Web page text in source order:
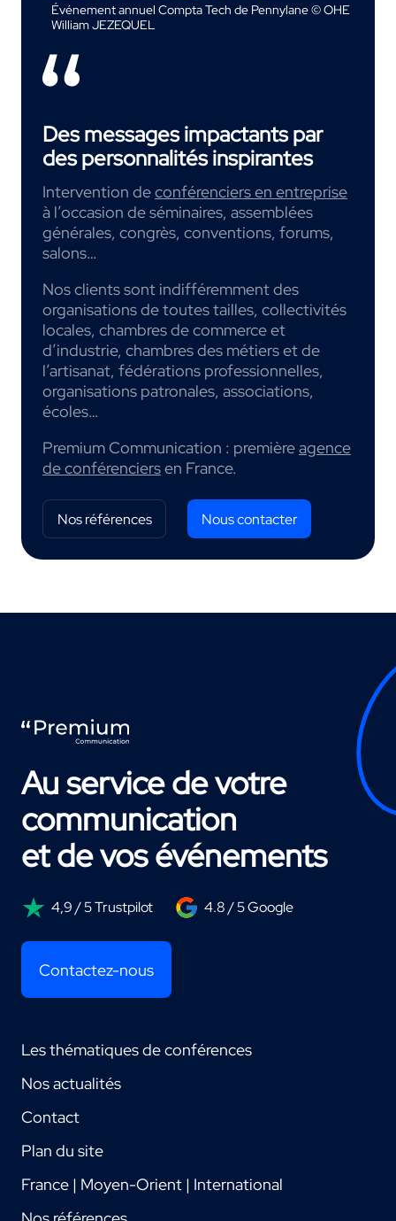
Événement annuel Compta Tech de Pennylane © OHE
William JEZEQUEL
Des messages impactants par
des personnalités inspirantes
Intervention deconférenciers en entreprise
à l’occasion de séminaires, assemblées
générales, congrès, conventions, forums,
salons…
Nos clients sont indifféremment des
organisations de toutes tailles, collectivités
locales, chambres de commerce et
d’industrie, chambres des métiers et de
l’artisanat, fédérations professionnelles,
organisations patronales, associations,
écoles…
Premium Communication : premièreagence
de conférenciersen France.
Nos références Nous contacter
Au service de votre
communication
et de vos événements
4,9 / 5 Trustpilot 4.8 / 5 Google
Contactez-nous
Les thématiques de conférences
Nos actualités
Contact
Plan du site
France | Moyen-Orient | International